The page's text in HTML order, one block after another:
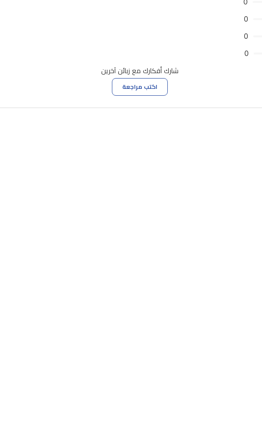
0
0
0
0
شارك أفكارك مع زبائن آخرين
اكتب مراجعة